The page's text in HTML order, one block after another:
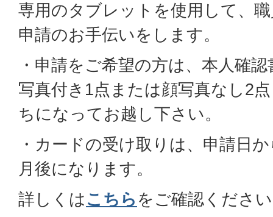
専用のタブレットを使用して、
申請のお手伝いをします。
・申請をご希望の方は、本人確
写真付き1点または顔写真なし2
ちになってお越し下さい。
・カードの受け取りは、申請日
月後になります。
詳しくはこちら をご確認くださ